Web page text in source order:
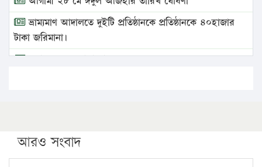
ভ্রাম্যমাণ আদালতে দুইটি প্রতিষ্ঠানকে প্রতিষ্ঠানকে ৪০হাজার
টাকা জরিমানা।
এবার লঞ্চের ভাড়া বাড়ল
পিএইচডি করছেন কুয়েটের কৃতি…
সারা দেশে বজ্রাঘাতে ১৪ জনের প্রাণহানি
আরও সংবাদ